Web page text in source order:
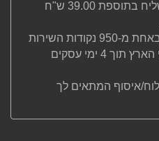
ניתן לקבל משלוחים עם שליח בתוספת 39.00 ש"ח
ניתן לאסוף משלוחים גם באחת מ-950 נקודות השירות
של צ'יטה שופס בכל רחבי הארץ תוך 4 ימי עסקים
איסוף המתאים לך